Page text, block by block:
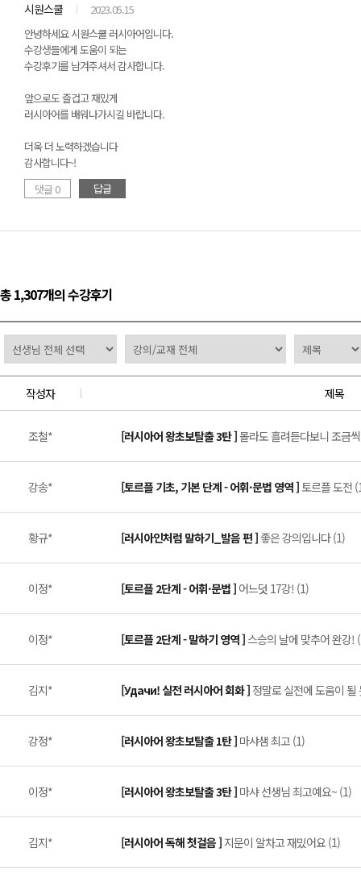
시원스쿨
2023.05.15
안녕하세요 시원스쿨 러시아어입니다.
수강생들에게 도움이 되는
수강후기를 남겨주셔서 감사합니다.
앞으로도 즐겁고 재밌게
러시아어를 배워나가시길 바랍니다.
더욱 더 노력하겠습니다
감사합니다~!
댓글 0
답글
총 1,307개의 수강후기
작성자 제목
조철* [러시아어 왕초보탈출 3탄 ]몰라도 흘려듣다보니 조금
강송* [토르플 기초, 기본 단계 - 어휘·문법 영역 ] 토르플 도전
황규* [러시아인처럼 말하기_발음 편 ] 좋은 강의입니다 (1)
이정* [토르플 2단계 - 어휘·문법 ] 어느덧 17강! (1)
이정* [토르플 2단계 - 말하기 영역 ]스승의 날에 맞추어 완강!
김지* [Удачи! 실전 러시아어 회화 ] 정말로 실전에 도움이 될
강정* [러시아어 왕초보탈출 1탄 ] 마샤샘 최고 (1)
이정* [러시아어 왕초보탈출 3탄 ] 마샤 선생님 최고예요~ (1)
김지* [러시아어 독해 첫걸음 ] 지문이 알차고 재밌어요 (1)